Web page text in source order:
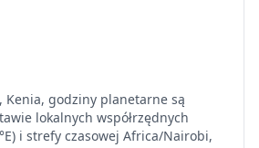
Kenia, godziny planetarne są
lokalnych współrzędnych
i strefy czasowej Africa/Nairobi,